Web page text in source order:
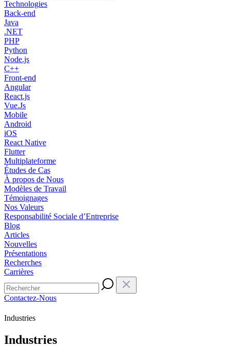
Technologies
Back-end
Java
.NET
PHP
Python
Node.js
C++
Front-end
Angular
React.js
Vue.Js
Mobile
Android
iOS
React Native
Flutter
Multiplateforme
Études de Cas
À propos de Nous
Modèles de Travail
Témoignages
Nos Valeurs
Responsabilité Sociale d’Entreprise
Blog
Articles
Nouvelles
Présentations
Recherches
Carrières
Contactez-Nous
Industries
Industries